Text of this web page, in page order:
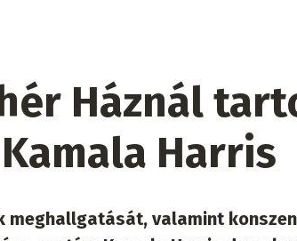
Háznál
Harris
meghallgatását, valamint